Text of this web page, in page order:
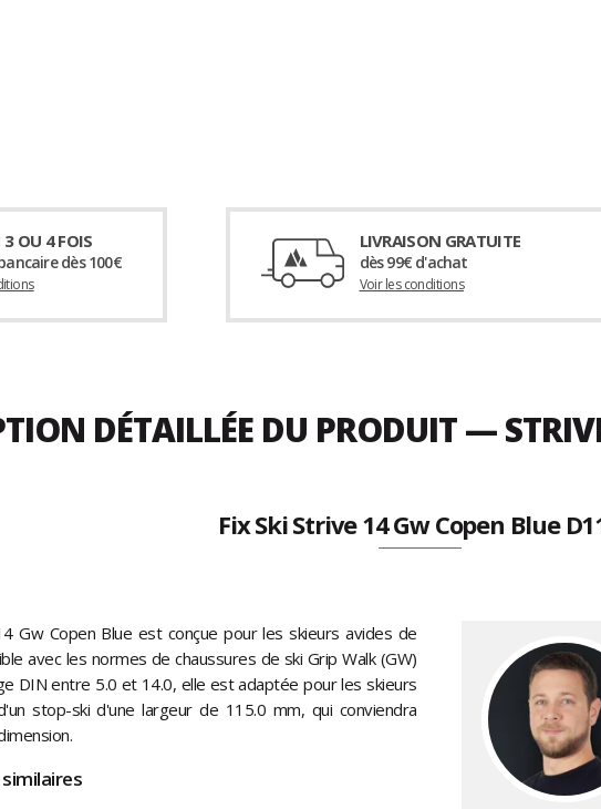
3 OU 4 FOIS
dès 100€
LIVRAISON GRATUITE
dès 99€ d'achat
Voir les conditions
DÉTAILLÉE DU PRODUIT —
Fix Ski Strive 14 Gw Copen Blue
Gw Copen Blue est conçue pour les skieurs avides de
avec les normes de chaussures de ski Grip Walk (GW)
DIN entre 5.0 et 14.0, elle est adaptée pour les skieurs
stop-ski d'une largeur de 115.0 mm, qui conviendra